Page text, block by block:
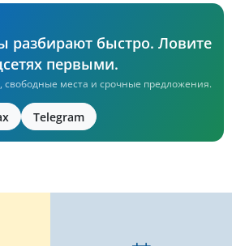
разбирают быстро. Ловите
первыми.
свободные места и срочные предложения.
Telegram